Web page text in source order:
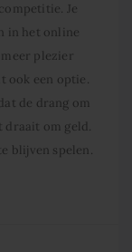
Je
in het online
plezier
ook een optie.
de drang om
draait om geld.
blijven spelen.